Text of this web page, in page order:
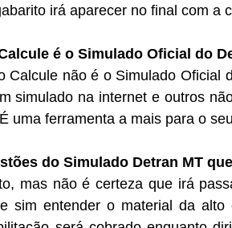
irá aparecer no final com a
é o Simulado Oficial do
Calcule não é o Simulado
simulado na internet e outros
uma ferramenta a mais para o
do Simulado Detran MT
mas não é certeza que irá
sim entender o material da